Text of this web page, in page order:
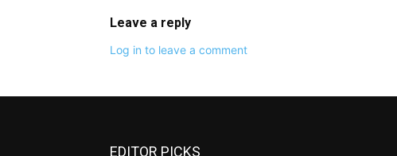
Leave a reply
Log in to leave a comment
EDITOR PICKS